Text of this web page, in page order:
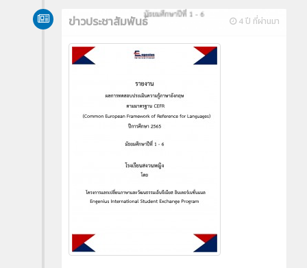
4 ปี ที่ผ่านมา
ข่าวประชาสัมพันธ์